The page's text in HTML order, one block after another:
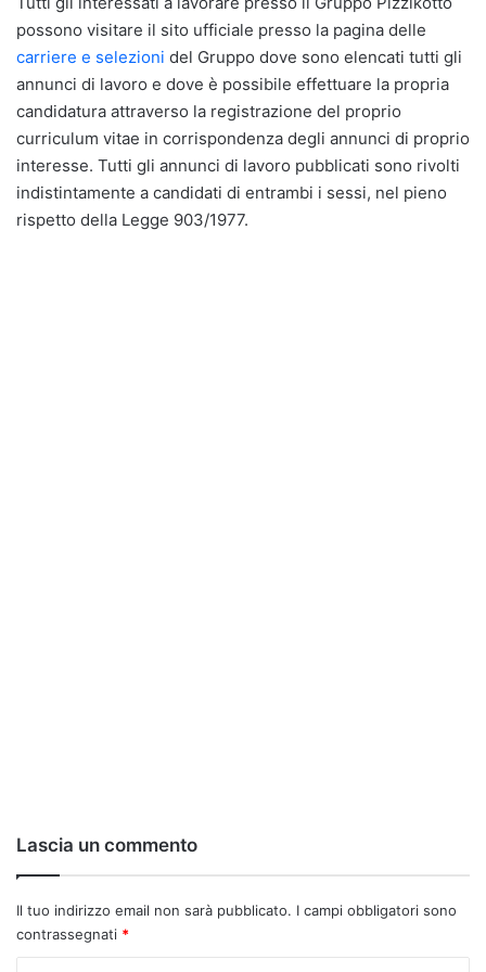
possono visitare il sito ufficiale presso la pagina delle
carriere e selezioni del Gruppo dove sono elencati tutti gli
annunci di lavoro e dove è possibile effettuare la propria
candidatura attraverso la registrazione del proprio
curriculum vitae in corrispondenza degli annunci di proprio
interesse. Tutti gli annunci di lavoro pubblicati sono rivolti
indistintamente a candidati di entrambi i sessi, nel pieno
rispetto della Legge 903/1977.
Lascia un commento
Il tuo indirizzo email non sarà pubblicato. I campi obbligatori sono
contrassegnati *